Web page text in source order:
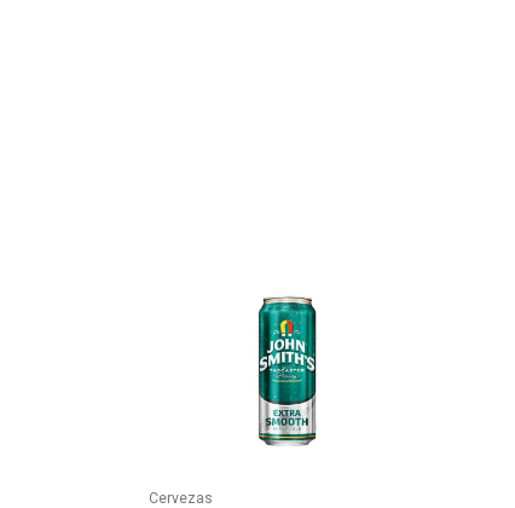
Cervezas